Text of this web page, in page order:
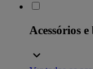
Acessórios